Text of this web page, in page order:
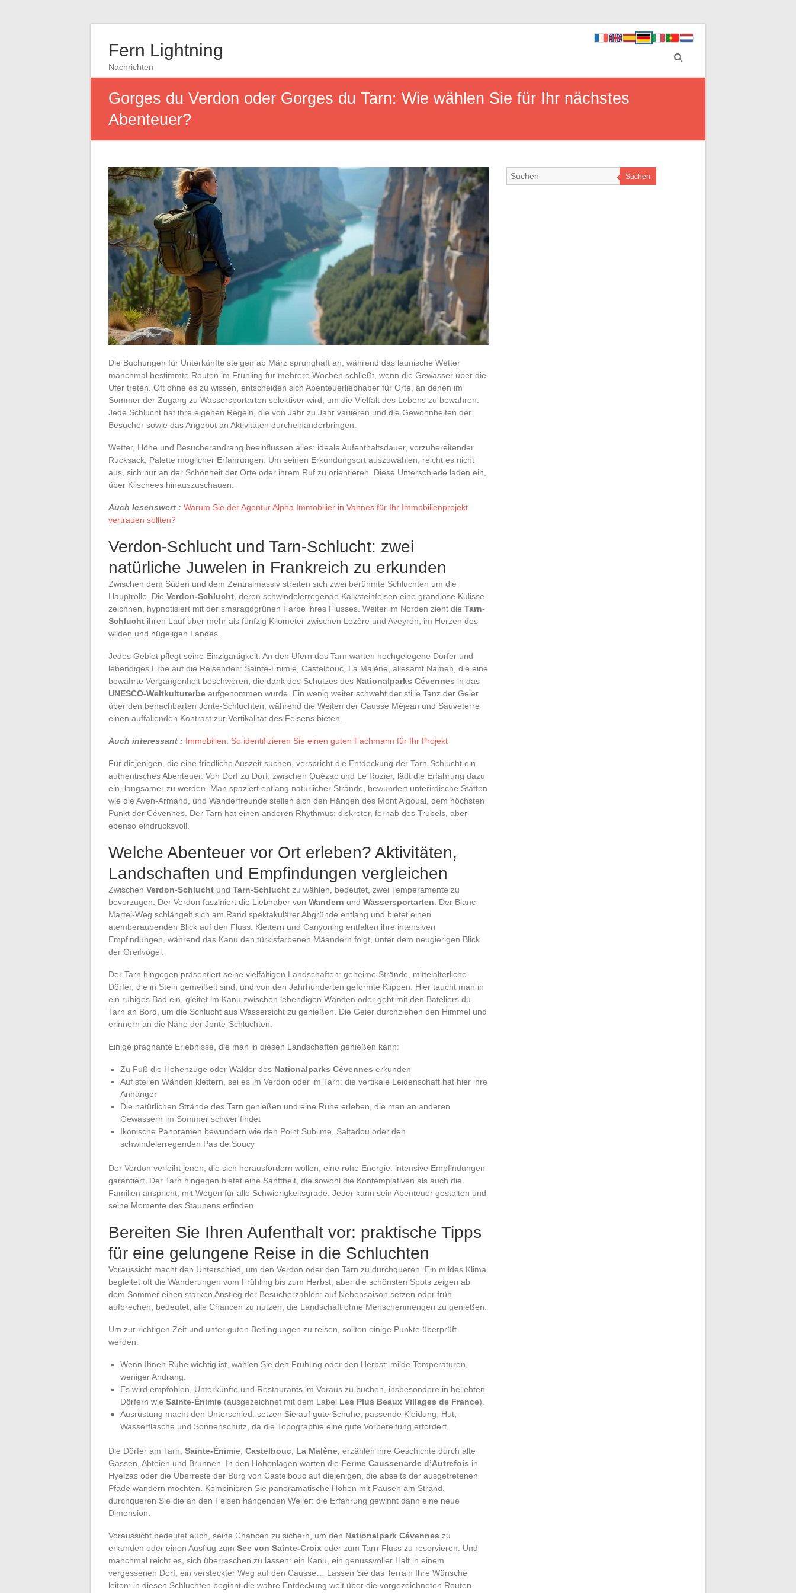
Fern Lightning
Nachrichten
Gorges du Verdon oder Gorges du Tarn: Wie wählen Sie für Ihr nächstes
Abenteuer?
Die Buchungen für Unterkünfte steigen ab März sprunghaft an, während das launische Wetter
manchmal bestimmte Routen im Frühling für mehrere Wochen schließt, wenn die Gewässer über die
Ufer treten. Oft ohne es zu wissen, entscheiden sich Abenteuerliebhaber für Orte, an denen im
Sommer der Zugang zu Wassersportarten selektiver wird, um die Vielfalt des Lebens zu bewahren.
Jede Schlucht hat ihre eigenen Regeln, die von Jahr zu Jahr variieren und die Gewohnheiten der
Besucher sowie das Angebot an Aktivitäten durcheinanderbringen.
Wetter, Höhe und Besucherandrang beeinflussen alles: ideale Aufenthaltsdauer, vorzubereitender
Rucksack, Palette möglicher Erfahrungen. Um seinen Erkundungsort auszuwählen, reicht es nicht
aus, sich nur an der Schönheit der Orte oder ihrem Ruf zu orientieren. Diese Unterschiede laden ein,
über Klischees hinauszuschauen.
Auch lesenswert : Warum Sie der Agentur Alpha Immobilier in Vannes für Ihr Immobilienprojekt
vertrauen sollten?
Verdon-Schlucht und Tarn-Schlucht: zwei
natürliche Juwelen in Frankreich zu erkunden
Zwischen dem Süden und dem Zentralmassiv streiten sich zwei berühmte Schluchten um die
Hauptrolle. Die Verdon-Schlucht , deren schwindelerregende Kalksteinfelsen eine grandiose Kulisse
zeichnen, hypnotisiert mit der smaragdgrünen Farbe ihres Flusses. Weiter im Norden zieht die Tarn-
Schlucht ihren Lauf über mehr als fünfzig Kilometer zwischen Lozère und Aveyron, im Herzen des
wilden und hügeligen Landes.
Jedes Gebiet pflegt seine Einzigartigkeit. An den Ufern des Tarn warten hochgelegene Dörfer und
lebendiges Erbe auf die Reisenden: Sainte-Énimie, Castelbouc, La Malène, allesamt Namen, die eine
bewahrte Vergangenheit beschwören, die dank des Schutzes des Nationalparks Cévennes in das
UNESCO-Weltkulturerbe aufgenommen wurde. Ein wenig weiter schwebt der stille Tanz der Geier
über den benachbarten Jonte-Schluchten, während die Weiten der Causse Méjean und Sauveterre
einen auffallenden Kontrast zur Vertikalität des Felsens bieten.
Auch interessant : Immobilien: So identifizieren Sie einen guten Fachmann für Ihr Projekt
Für diejenigen, die eine friedliche Auszeit suchen, verspricht die Entdeckung der Tarn-Schlucht ein
authentisches Abenteuer. Von Dorf zu Dorf, zwischen Quézac und Le Rozier, lädt die Erfahrung dazu
ein, langsamer zu werden. Man spaziert entlang natürlicher Strände, bewundert unterirdische Stätten
wie die Aven-Armand, und Wanderfreunde stellen sich den Hängen des Mont Aigoual, dem höchsten
Punkt der Cévennes. Der Tarn hat einen anderen Rhythmus: diskreter, fernab des Trubels, aber
ebenso eindrucksvoll.
Welche Abenteuer vor Ort erleben? Aktivitäten,
Landschaften und Empfindungen vergleichen
Zwischen Verdon-Schlucht und Tarn-Schlucht zu wählen, bedeutet, zwei Temperamente zu
bevorzugen. Der Verdon fasziniert die Liebhaber von Wandern und Wassersportarten . Der Blanc-
Martel-Weg schlängelt sich am Rand spektakulärer Abgründe entlang und bietet einen
atemberaubenden Blick auf den Fluss. Klettern und Canyoning entfalten ihre intensiven
Empfindungen, während das Kanu den türkisfarbenen Mäandern folgt, unter dem neugierigen Blick
der Greifvögel.
Der Tarn hingegen präsentiert seine vielfältigen Landschaften: geheime Strände, mittelalterliche
Dörfer, die in Stein gemeißelt sind, und von den Jahrhunderten geformte Klippen. Hier taucht man in
ein ruhiges Bad ein, gleitet im Kanu zwischen lebendigen Wänden oder geht mit den Bateliers du
Tarn an Bord, um die Schlucht aus Wassersicht zu genießen. Die Geier durchziehen den Himmel und
erinnern an die Nähe der Jonte-Schluchten.
Einige prägnante Erlebnisse, die man in diesen Landschaften genießen kann:
Zu Fuß die Höhenzüge oder Wälder des Nationalparks Cévennes erkunden
Auf steilen Wänden klettern, sei es im Verdon oder im Tarn: die vertikale Leidenschaft hat hier ihre
Anhänger
Die natürlichen Strände des Tarn genießen und eine Ruhe erleben, die man an anderen
Gewässern im Sommer schwer findet
Ikonische Panoramen bewundern wie den Point Sublime, Saltadou oder den
schwindelerregenden Pas de Soucy
Der Verdon verleiht jenen, die sich herausfordern wollen, eine rohe Energie: intensive Empfindungen
garantiert. Der Tarn hingegen bietet eine Sanftheit, die sowohl die Kontemplativen als auch die
Familien anspricht, mit Wegen für alle Schwierigkeitsgrade. Jeder kann sein Abenteuer gestalten und
seine Momente des Staunens erfinden.
Bereiten Sie Ihren Aufenthalt vor: praktische Tipps
für eine gelungene Reise in die Schluchten
Voraussicht macht den Unterschied, um den Verdon oder den Tarn zu durchqueren. Ein mildes Klima
begleitet oft die Wanderungen vom Frühling bis zum Herbst, aber die schönsten Spots zeigen ab
dem Sommer einen starken Anstieg der Besucherzahlen: auf Nebensaison setzen oder früh
aufbrechen, bedeutet, alle Chancen zu nutzen, die Landschaft ohne Menschenmengen zu genießen.
Um zur richtigen Zeit und unter guten Bedingungen zu reisen, sollten einige Punkte überprüft
werden:
Wenn Ihnen Ruhe wichtig ist, wählen Sie den Frühling oder den Herbst: milde Temperaturen,
weniger Andrang.
Es wird empfohlen, Unterkünfte und Restaurants im Voraus zu buchen, insbesondere in beliebten
Dörfern wie Sainte-Énimie (ausgezeichnet mit dem Label Les Plus Beaux Villages de France).
Ausrüstung macht den Unterschied: setzen Sie auf gute Schuhe, passende Kleidung, Hut,
Wasserflasche und Sonnenschutz, da die Topographie eine gute Vorbereitung erfordert.
Die Dörfer am Tarn, Sainte-Énimie Castelbouc La Malène , erzählen ihre Geschichte durch alte
Gassen, Abteien und Brunnen. In den Höhenlagen warten die Ferme Caussenarde d’Autrefois in
Hyelzas oder die Überreste der Burg von Castelbouc auf diejenigen, die abseits der ausgetretenen
Pfade wandern möchten. Kombinieren Sie panoramatische Höhen mit Pausen am Strand,
durchqueren Sie die an den Felsen hängenden Weiler: die Erfahrung gewinnt dann eine neue
Dimension.
Voraussicht bedeutet auch, seine Chancen zu sichern, um den Nationalpark Cévennes zu
erkunden oder einen Ausflug zum See von Sainte-Croix oder zum Tarn-Fluss zu reservieren. Und
manchmal reicht es, sich überraschen zu lassen: ein Kanu, ein genussvoller Halt in einem
vergessenen Dorf, ein versteckter Weg auf den Causse… Lassen Sie das Terrain Ihre Wünsche
leiten: in diesen Schluchten beginnt die wahre Entdeckung weit über die vorgezeichneten Routen
Suchen